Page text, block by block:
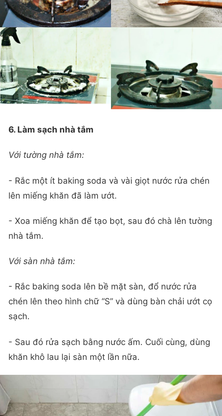
6. Làm sạch nhà tắm
Với tường nhà tắm:
- Rắc một ít baking soda và vài giọt nước rửa chén
lên miếng khăn đã làm ướt.
- Xoa miếng khăn để tạo bọt, sau đó chà lên tường
nhà tắm.
Với sàn nhà tắm:
- Rắc baking soda lên bề mặt sàn, đổ nước rửa
chén lên theo hình chữ “S” và dùng bàn chải ướt cọ
sạch.
- Sau đó rửa sạch bằng nước ấm. Cuối cùng, dùng
khăn khô lau lại sàn một lần nữa.